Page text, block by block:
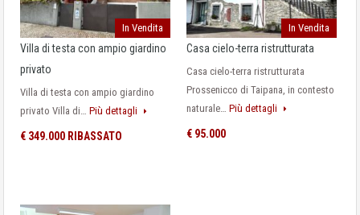
In Vendita
Villa di testa con ampio giardino
privato
Villa di testa con ampio giardino
privato Villa di… Più dettagli
€ 349.000 RIBASSATO
In Vendita
Casa cielo-terra ristrutturata
Casa cielo-terra ristrutturata
Prossenicco di Taipana, in contesto
naturale… Più dettagli
€ 95.000